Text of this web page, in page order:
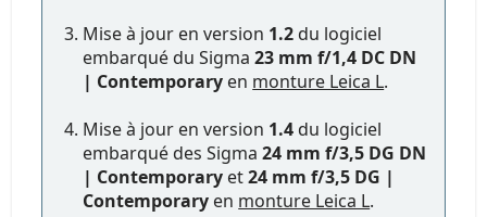
Mise à jour en version 1.2 du logiciel
embarqué du Sigma23 mm f/1,4 DC DN
| Contemporary en monture Leica L.
Mise à jour en version 1.4 du logiciel
embarqué des Sigma24 mm f/3,5 DG DN
| Contemporary et24 mm f/3,5 DG |
Contemporary en monture Leica L.